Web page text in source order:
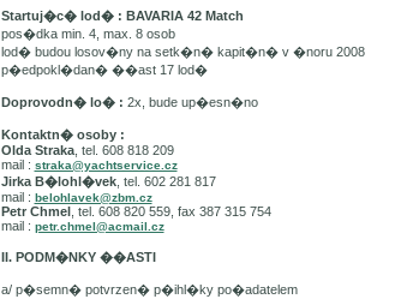
Startuj�c� lod� : BAVARIA 42 Match
pos�dka min. 4, max. 8 osob
lod� budou losov�ny na setk�n� kapit�n� v �noru 2008
p�edpokl�dan� ��ast 17 lod�
Doprovodn� lo� : 2x, bude up�esn�no
Kontaktn� osoby :
Olda Straka, tel. 608 818 209
mail : straka@yachtservice.cz
Jirka B�lohl�vek, tel. 602 281 817
mail : belohlavek@zbm.cz
Petr Chmel, tel. 608 820 559, fax 387 315 754
mail : petr.chmel@acmail.cz
II. PODM�NKY ��ASTI
a/ p�semn� potvrzen� p�ihl�ky po�adatelem